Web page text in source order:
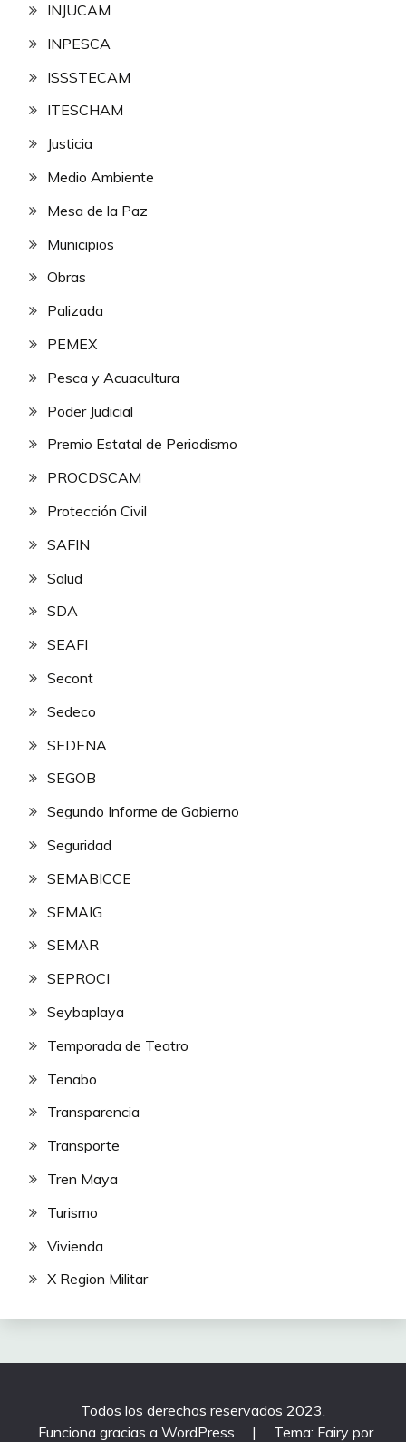
INJUCAM
INPESCA
ISSSTECAM
ITESCHAM
Justicia
Medio Ambiente
Mesa de la Paz
Municipios
Obras
Palizada
PEMEX
Pesca y Acuacultura
Poder Judicial
Premio Estatal de Periodismo
PROCDSCAM
Protección Civil
SAFIN
Salud
SDA
SEAFI
Secont
Sedeco
SEDENA
SEGOB
Segundo Informe de Gobierno
Seguridad
SEMABICCE
SEMAIG
SEMAR
SEPROCI
Seybaplaya
Temporada de Teatro
Tenabo
Transparencia
Transporte
Tren Maya
Turismo
Vivienda
X Region Militar
Todos los derechos reservados 2023.
Funciona gracias a WordPress
| Tema: Fairy por